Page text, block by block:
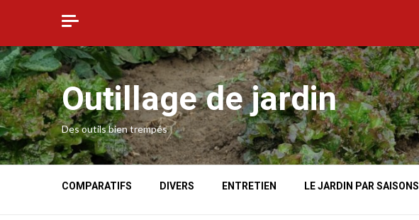
Outillage de jardin
Des outils bien trempés
COMPARATIFS DIVERS ENTRETIEN LE JARDIN PAR SAISONS